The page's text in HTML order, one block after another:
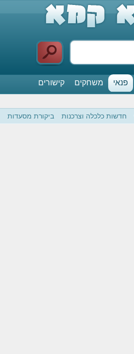
פנאי משחקים
קישורים
חדשות כלכלה וצרכנות ביקורת מסעדות